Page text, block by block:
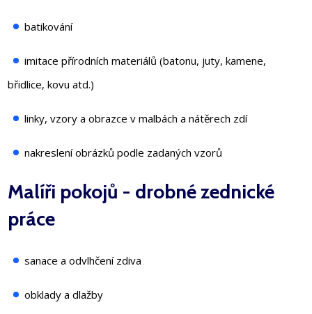
batikování
imitace přírodních materiálů (batonu, juty, kamene,
břidlice, kovu atd.)
linky, vzory a obrazce v malbách a nátěrech zdí
nakreslení obrázků podle zadaných vzorů
Malíři pokojů - drobné zednické
práce
sanace a odvlhčení zdiva
obklady a dlažby